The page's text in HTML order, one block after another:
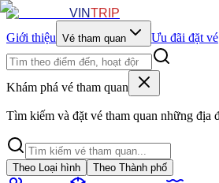
VINTRIP
Giới thiệu Vé tham quan Ưu đãi đặt vé
Khám phá vé tham quan
Tìm kiếm và đặt vé tham quan những địa
Theo Loại hình Theo Thành phố